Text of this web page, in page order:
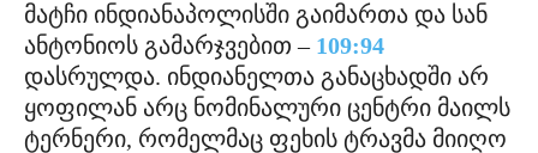
მატჩი ინდიანაპოლისში გაიმართა და სან
ანტონიოს გამარჯვებით – 109:94
დასრულდა. ინდიანელთა განაცხადში არ
ყოფილან არც ნომინალური ცენტრი მაილს
ტერნერი, რომელმაც ფეხის ტრავმა მიიღო